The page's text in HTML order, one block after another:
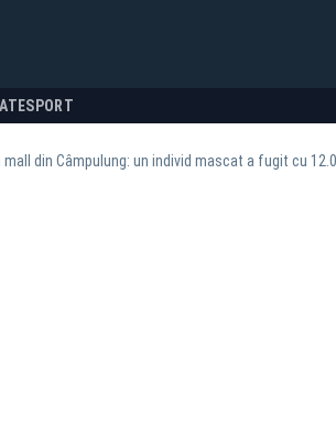
SPORT
din Câmpulung: un individ mascat a fugit cu